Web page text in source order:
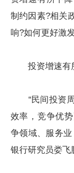
制约因素?相关
响?如何更好激
投资增速有
“民间投资周
效率，竞争优
争领域、服务
银行研究员娄飞